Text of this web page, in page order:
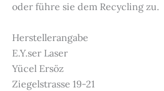
oder führe sie dem Recycling zu.
Herstellerangabe
E.Y.ser Laser
Yücel Ersöz
Ziegelstrasse 19-21